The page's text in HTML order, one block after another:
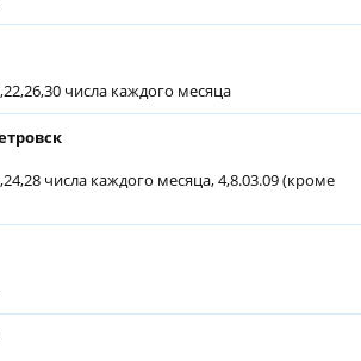
числа каждого месяца
числа каждого месяца, 4,8.03.09 (кроме